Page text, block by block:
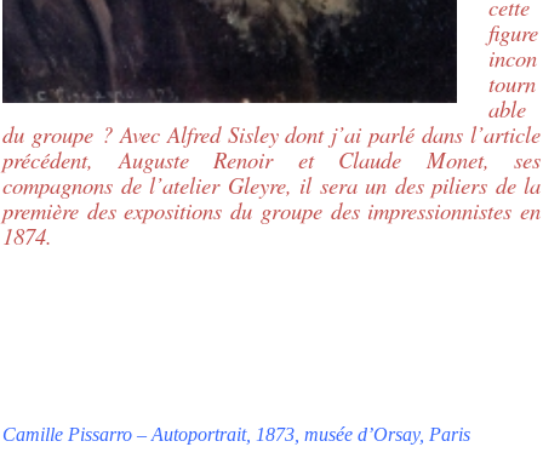
cette
figure
incon
tourn
able
du groupe ? Avec Alfred Sisley dont j’ai parlé dans l’article
précédent, Auguste Renoir et Claude Monet, ses
compagnons de l’atelier Gleyre, il sera un des piliers de la
première des expositions du groupe des impressionnistes en
1874.
Camille Pissarro – Autoportrait, 1873, musée d’Orsay, Paris